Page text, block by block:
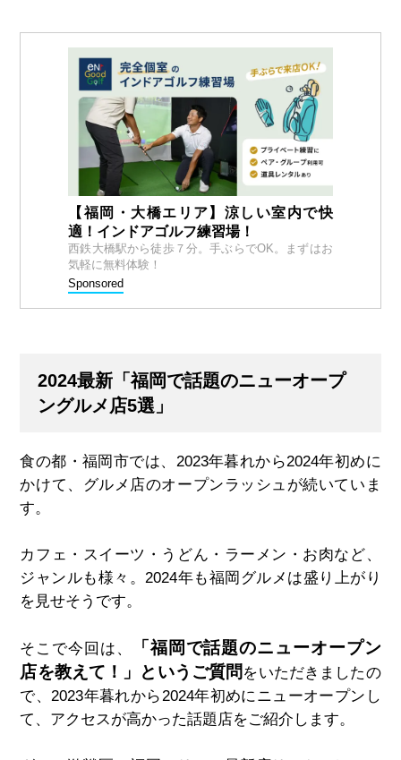
【福岡・大橋エリア】涼しい室内で快
適！インドアゴルフ練習場！
西鉄大橋駅から徒歩７分。手ぶらでOK。まずはお
気軽に無料体験！
Sponsored
2024最新「福岡で話題のニューオープ
ングルメ店5選」
食の都・福岡市では、2023年暮れから2024年初めに
かけて、グルメ店のオープンラッシュが続いていま
す。
カフェ・スイーツ・うどん・ラーメン・お肉など、
ジャンルも様々。2024年も福岡グルメは盛り上がり
を見せそうです。
そこで今回は、
「福岡で話題のニューオープン
店を教えて！」というご質問 をいただきましたの
で、2023年暮れから2024年初めにニューオープンし
て、アクセスが高かった話題店をご紹介します。